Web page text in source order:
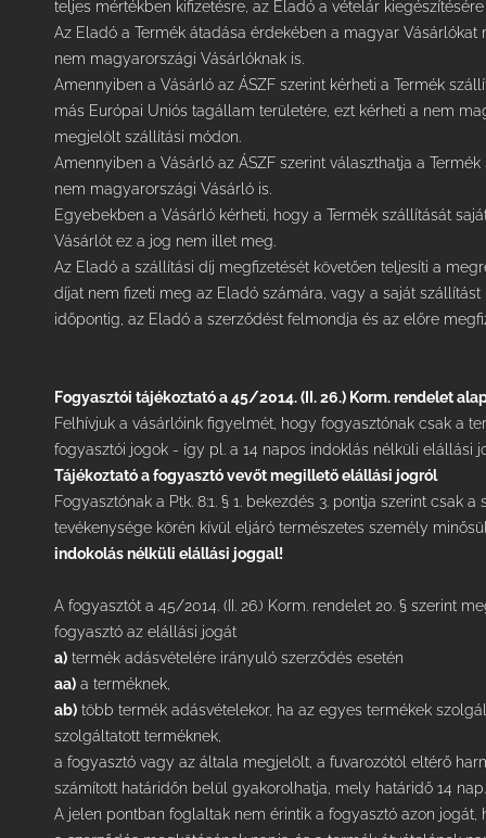
teljes mértékben kifizetésre, az Eladó a vételár
Az Eladó a Termék átadása érdekében a magyar
nem magyarországi Vásárlóknak is.
Amennyiben a Vásárló az ÁSZF szerint kérheti a Termék
más Európai Uniós tagállam területére, ezt kérheti a nem
megjelölt szállítási módon.
Amennyiben a Vásárló az ÁSZF szerint választhatja a
nem magyarországi Vásárló is.
Egyebekben a Vásárló kérheti, hogy a Termék szállítását
Vásárlót ez a jog nem illet meg.
Az Eladó a szállítási díj megfizetését követően teljesíti a
díjat nem fizeti meg az Eladó számára, vagy a saját
időpontig, az Eladó a szerződést felmondja és az előre
Fogyasztói tájékoztató a 45/2014. (II. 26.) Korm. rendelet
Felhívjuk a vásárlóink figyelmét, hogy fogyasztónak csak a
fogyasztói jogok - így pl. a 14 napos indoklás nélküli elállási
Tájékoztató a fogyasztó vevőt megillető elállási jogról
Fogyasztónak a Ptk. 8:1. § 1. bekezdés 3. pontja szerint csak
tevékenysége körén kívül eljáró természetes személy
indokolás nélküli elállási joggal!
A fogyasztót a 45/2014. (II. 26.) Korm. rendelet 20. § szerint
fogyasztó az elállási jogát
a) termék adásvételére irányuló szerződés esetén
aa) a terméknek,
ab) több termék adásvételekor, ha az egyes termékek
szolgáltatott terméknek,
a fogyasztó vagy az általa megjelölt, a fuvarozótól eltérő
számított határidőn belül gyakorolhatja, mely határidő 14 nap.
A jelen pontban foglaltak nem érintik a fogyasztó azon